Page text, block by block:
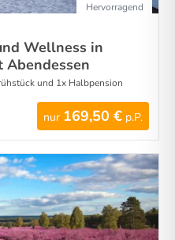
Hervorragend
Wellness in
Abendessen
und 1x Halbpension
nur 169,50 € p.P.